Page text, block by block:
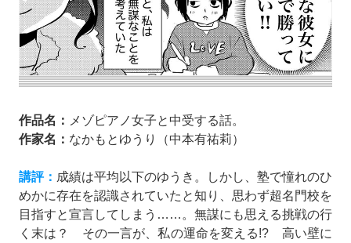
作品名： メゾピアノ女子と中受する話。
作家名： なかもとゆうり（中本有祐莉）
講評： 成績は平均以下のゆうき。しかし、塾で憧れのひ
めかに存在を認識されていたと知り、思わず超名門校を
目指すと宣言してしまう……。無謀にも思える挑戦の行
く末は？ その一言が、私の運命を変える!? 高い壁に